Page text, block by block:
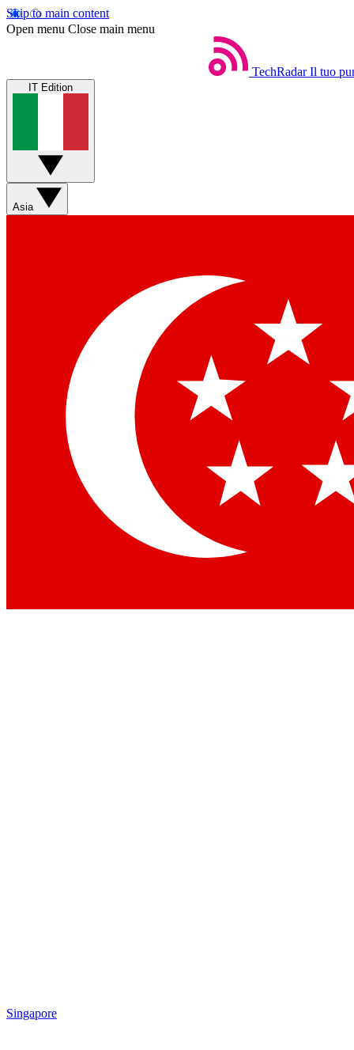
Skip to main content
Open menu Close main menu
TechRadar Il tuo
IT Edition
Asia
Singapore